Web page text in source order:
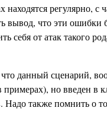
регулярно, с
вывод, что эти ошибки
себя от атак
данный сценарий,
примерах), но введен
также помнить о